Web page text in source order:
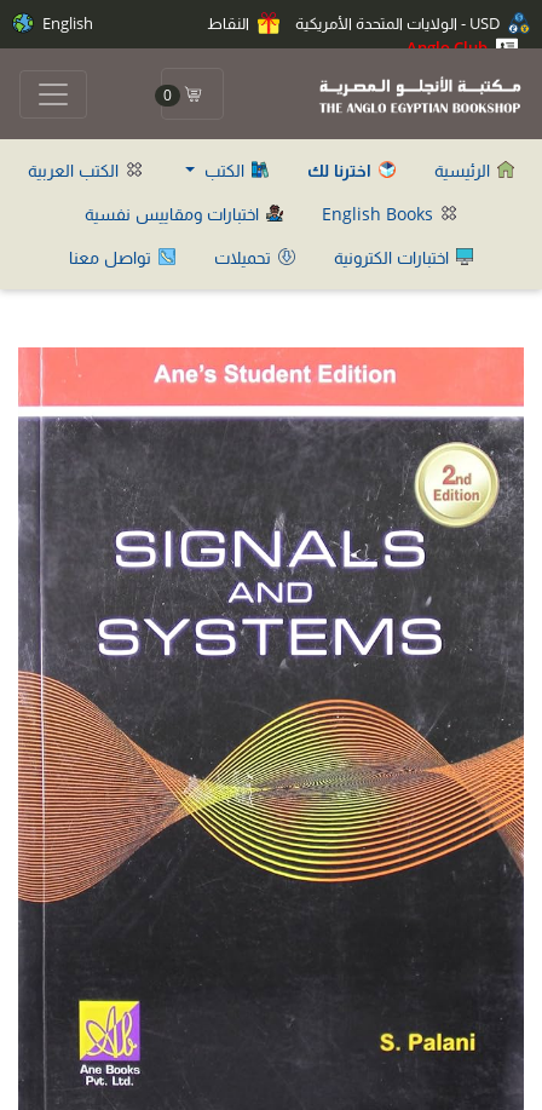
النقاط
Anglo Club
English
0
الرئيسية اخترنا لك الكتب
الكتب العربية
اختبارات ومقاييس نفسية
اختبارات الكترونية
تحميلات تواصل معنا